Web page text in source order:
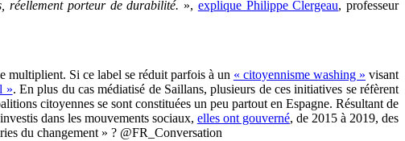
réellement porteur de durabilité. », explique Philippe Clergeau, professeur
multiplient. Si ce label se réduit parfois à un « citoyennisme washing » visant
». En plus du cas médiatisé de Saillans, plusieurs de ces initiatives se réfèrent
citoyennes se sont constituées un peu partout en Espagne. Résultant de
dans les mouvements sociaux, elles ont gouverné, de 2015 à 2019, des
du changement » ? @FR_Conversation